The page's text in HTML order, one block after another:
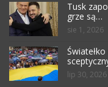
Tusk
grze są…
sie 1, 2026
lip 30, 2026